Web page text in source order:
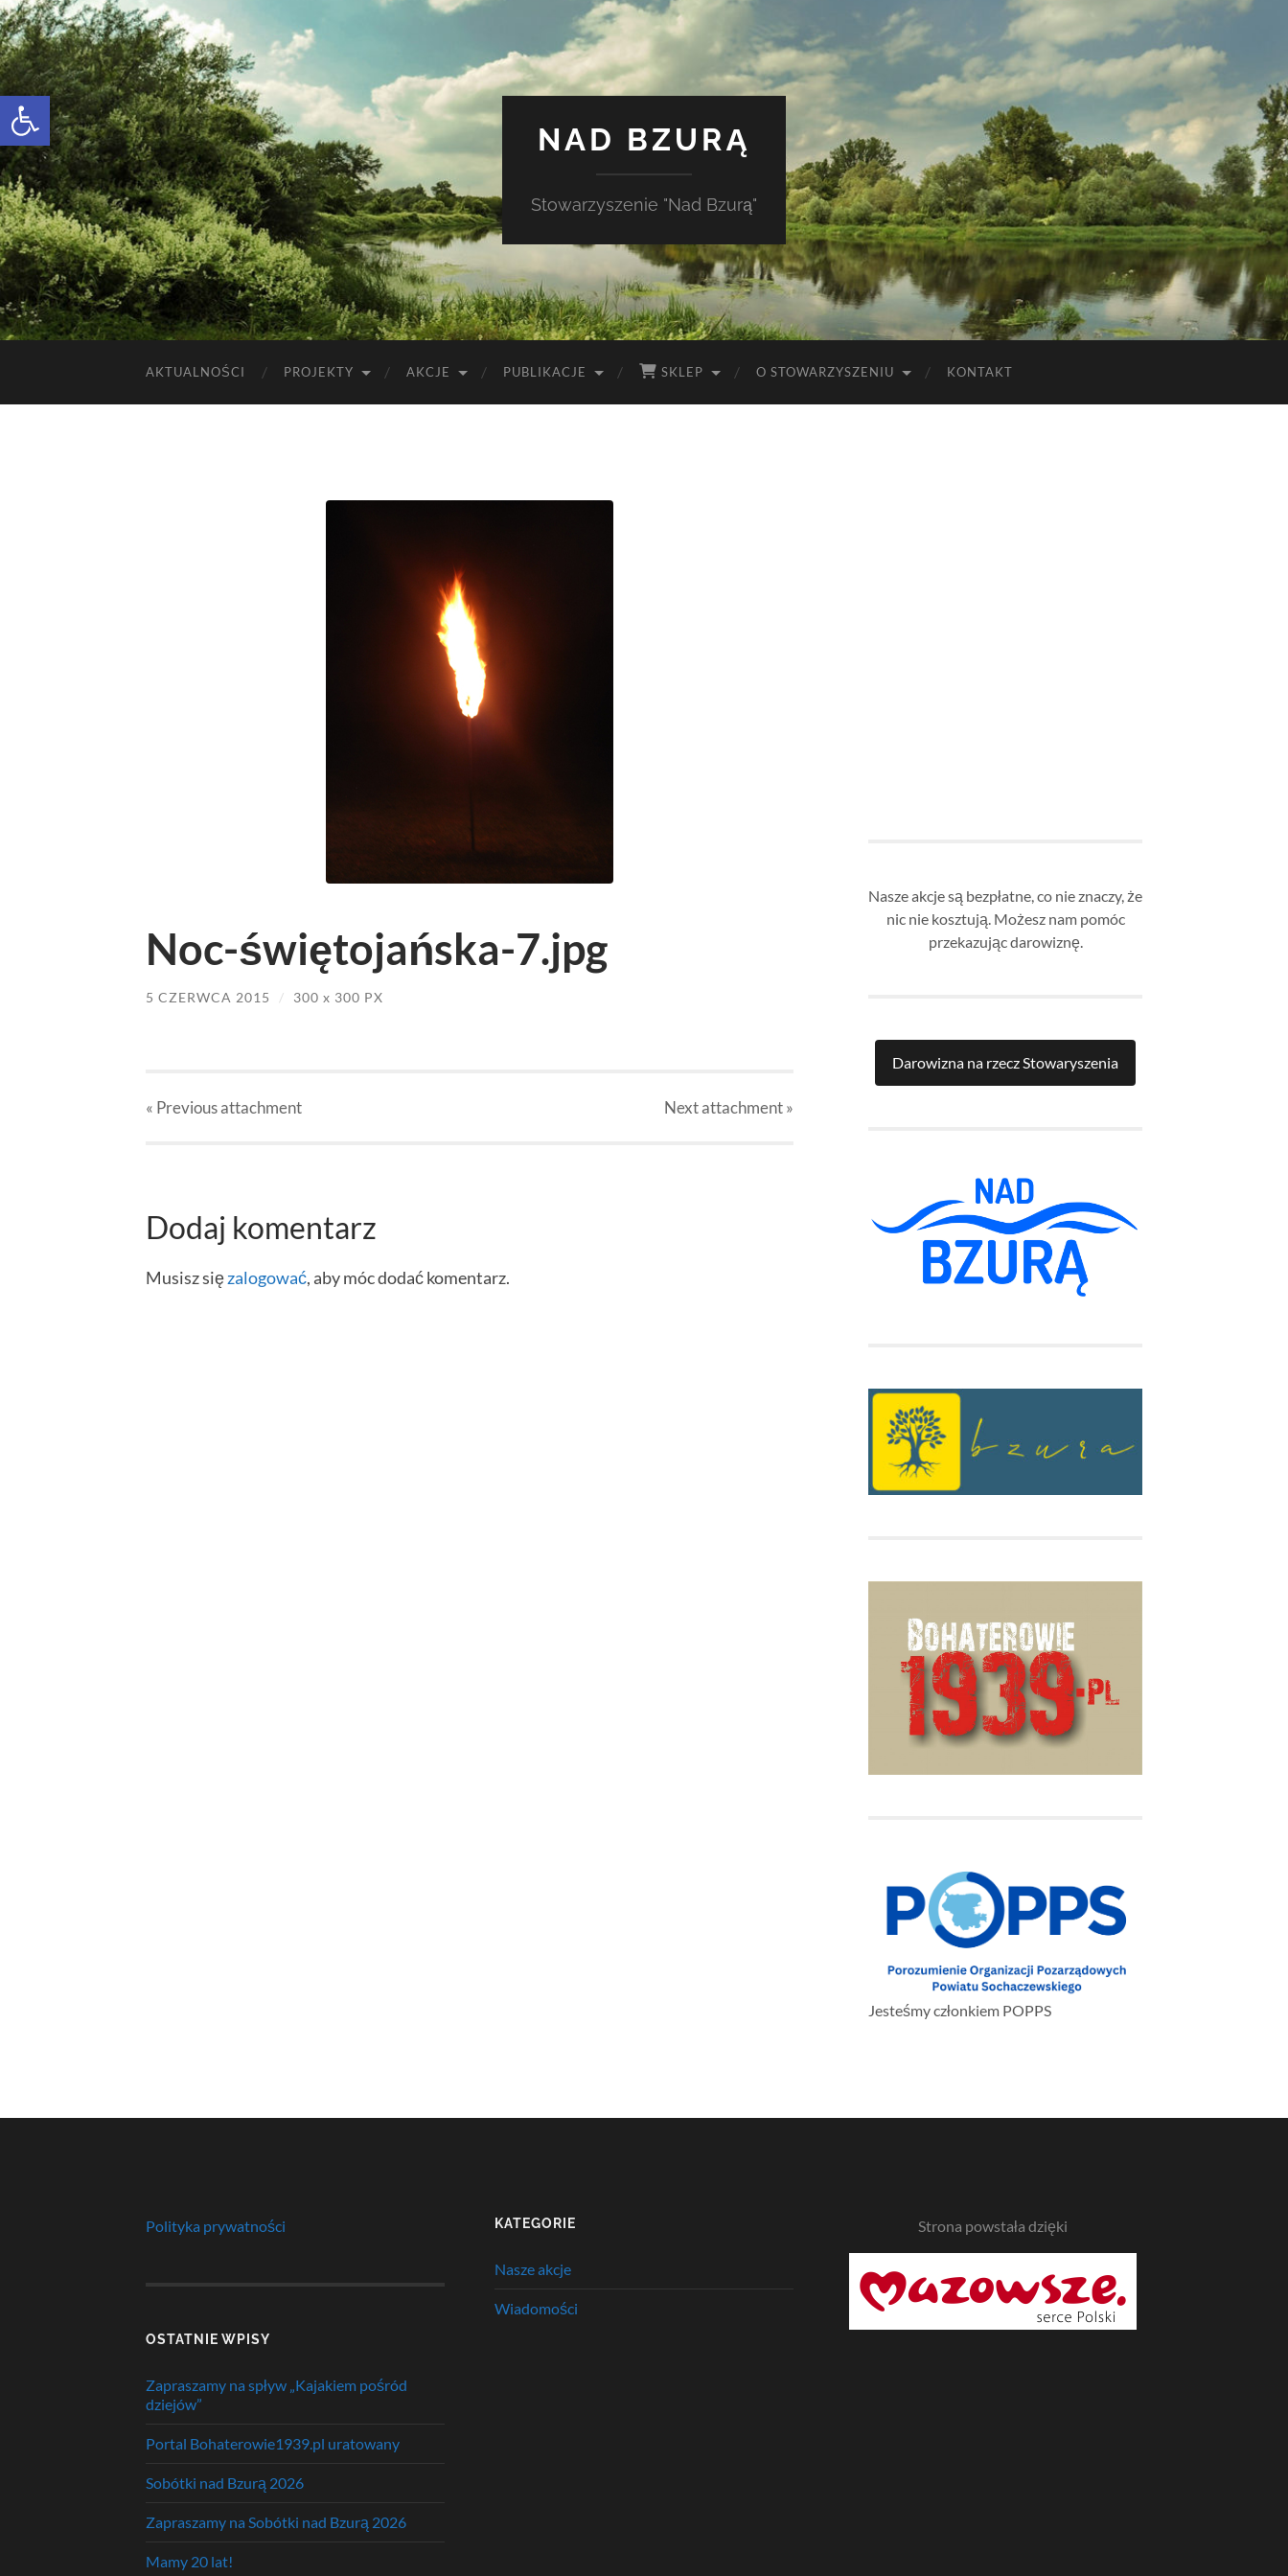
Otwórz pasek narzędzi
NAD BZURĄ
Stowarzyszenie "Nad Bzurą"
AKTUALNOŚCI PROJEKTY AKCJE PUBLIKACJE SKLEP O STOWARZYSZENIU KONTAKT
Noc-świętojańska-7.jpg
5 CZERWCA 2015 / 300 x 300 PX
« Previousattachment Nextattachment»
Dodaj komentarz
Musisz sięzalogować, aby móc dodać komentarz.
Nasze akcje są bezpłatne, co nie znaczy, że
nic nie kosztują. Możesz nam pomóc
przekazując darowiznę.
Darowizna na rzecz Stowaryszenia
Jesteśmy członkiem POPPS
Polityka prywatności
OSTATNIE WPISY
Zapraszamy na spływ „Kajakiem pośród
dziejów”
Portal Bohaterowie1939.pl uratowany
Sobótki nad Bzurą 2026
Zapraszamy na Sobótki nad Bzurą 2026
Mamy 20 lat!
KATEGORIE
Nasze akcje
Wiadomości
Strona powstała dzięki